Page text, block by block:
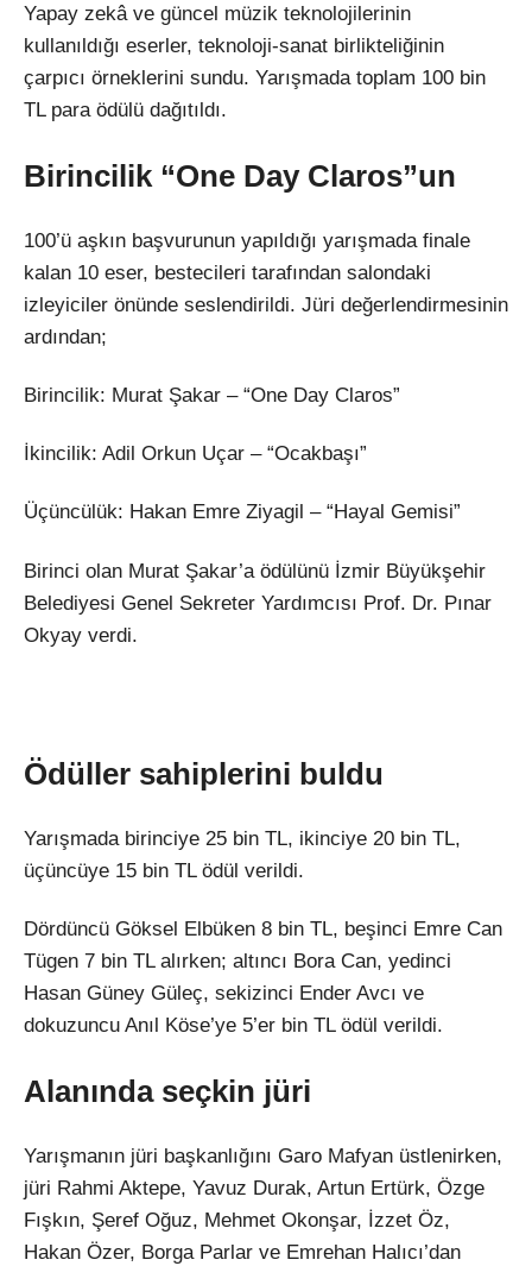
Yapay zekâ ve güncel müzik teknolojilerinin
kullanıldığı eserler, teknoloji-sanat birlikteliğinin
çarpıcı örneklerini sundu. Yarışmada toplam 100 bin
TL para ödülü dağıtıldı.
Birincilik “One Day Claros”un
100’ü aşkın başvurunun yapıldığı yarışmada finale
kalan 10 eser, bestecileri tarafından salondaki
izleyiciler önünde seslendirildi. Jüri değerlendirmesinin
ardından;
Birincilik: Murat Şakar – “One Day Claros”
İkincilik: Adil Orkun Uçar – “Ocakbaşı”
Üçüncülük: Hakan Emre Ziyagil – “Hayal Gemisi”
Birinci olan Murat Şakar’a ödülünü İzmir Büyükşehir
Belediyesi Genel Sekreter Yardımcısı Prof. Dr. Pınar
Okyay verdi.
Ödüller sahiplerini buldu
Yarışmada birinciye 25 bin TL, ikinciye 20 bin TL,
üçüncüye 15 bin TL ödül verildi.
Dördüncü Göksel Elbüken 8 bin TL, beşinci Emre Can
Tügen 7 bin TL alırken; altıncı Bora Can, yedinci
Hasan Güney Güleç, sekizinci Ender Avcı ve
dokuzuncu Anıl Köse’ye 5’er bin TL ödül verildi.
Alanında seçkin jüri
Yarışmanın jüri başkanlığını Garo Mafyan üstlenirken,
jüri Rahmi Aktepe, Yavuz Durak, Artun Ertürk, Özge
Fışkın, Şeref Oğuz, Mehmet Okonşar, İzzet Öz,
Hakan Özer, Borga Parlar ve Emrehan Hal ıcı’dan